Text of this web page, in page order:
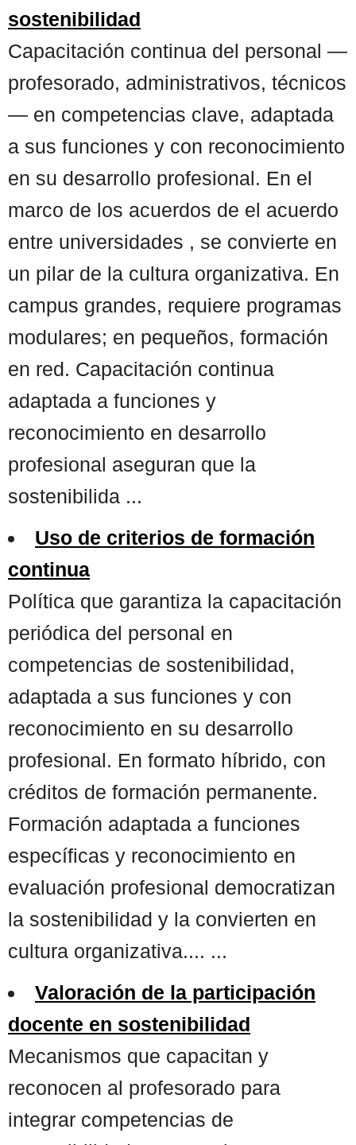
sostenibilidad
Capacitación continua del personal —
profesorado, administrativos, técnicos
— en competencias clave, adaptada
a sus funciones y con reconocimiento
en su desarrollo profesional. En el
marco de los acuerdos de el acuerdo
entre universidades , se convierte en
un pilar de la cultura organizativa. En
campus grandes, requiere programas
modulares; en pequeños, formación
en red. Capacitación continua
adaptada a funciones y
reconocimiento en desarrollo
profesional aseguran que la
sostenibilida ...
Uso de criterios de formación
continua
Política que garantiza la capacitación
periódica del personal en
competencias de sostenibilidad,
adaptada a sus funciones y con
reconocimiento en su desarrollo
profesional. En formato híbrido, con
créditos de formación permanente.
Formación adaptada a funciones
específicas y reconocimiento en
evaluación profesional democratizan
la sostenibilidad y la convierten en
cultura organizativa.... ...
Valoración de la participación
docente en sostenibilidad
Mecanismos que capacitan y
reconocen al profesorado para
integrar competencias de